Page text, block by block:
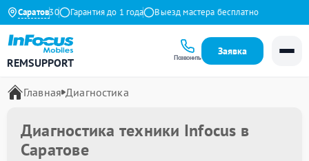
Саратов
до 19:30 Гарантия до 1 года Выезд мастера бесплатно
REMSUPPORT Позвонить
Заявка
Главная Диагностика
Диагностика техники Infocus в
Саратове